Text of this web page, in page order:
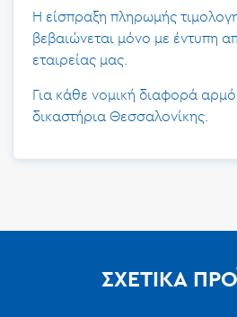
Η είσπραξη πληρωμής
βεβαιώνεται μόνο με έντυπη
εταιρείας μας.
Για κάθε νομική διαφορά
δικαστήρια Θεσσαλονίκης.
ΣΧΕΤΙΚΆ